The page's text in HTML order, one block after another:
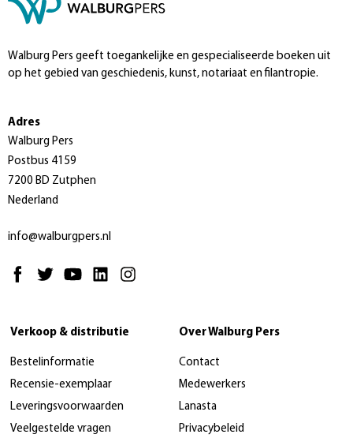
Walburg Pers geeft toegankelijke en gespecialiseerde boeken uit
op het gebied van geschiedenis, kunst, notariaat en filantropie.
Adres
Walburg Pers
Postbus 4159
7200 BD Zutphen
Nederland
info@walburgpers.nl
Verkoop & distributie
Bestelinformatie
Recensie-exemplaar
Leveringsvoorwaarden
Veelgestelde vragen
Over Walburg Pers
Contact
Medewerkers
Lanasta
Privacybeleid